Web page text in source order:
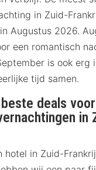
in Zuid-
Augustus 2026.
een romantisch
is ook erg
tijd samen.
deals voor
in
hotel in Zuid-